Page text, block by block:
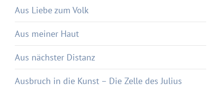
Aus Liebe zum Volk
Aus meiner Haut
Aus nächster Distanz
Ausbruch in die Kunst – Die Zelle des Julius